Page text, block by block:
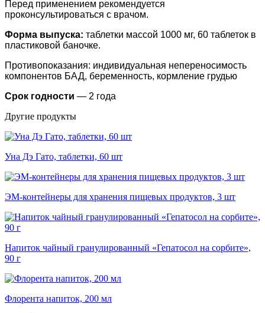
Перед применением рекомендуется
проконсультироваться с врачом.
Форма выпуска: таблетки массой 1000 мг, 60 таблеток в
пластиковой баночке.
Противопоказания: индивидуальная непереносимость
компонентов БАД, беременность, кормление грудью
Срок годности — 2 года
Другие продукты
Уна Дэ Гато, таблетки, 60 шт
ЭМ-контейнеры для хранения пищевых продуктов, 3 шт
Напиток чайный гранулированный «Гепатосол на сорбите»,
90 г
Флорента напиток, 200 мл